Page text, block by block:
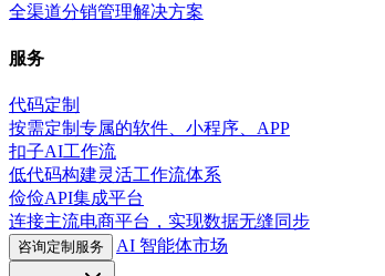
全渠道分销管理解决方案
服务
代码定制
按需定制专属的软件、小程序、APP
扣子AI工作流
低代码构建灵活工作流体系
俭俭API集成平台
连接主流电商平台，实现数据无缝同步
咨询定制服务 AI 智能体市场